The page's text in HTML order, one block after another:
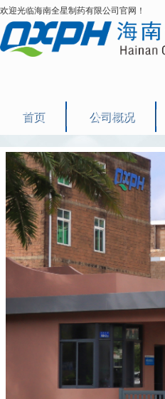
欢迎光临海南全星制药有限公司官网！
首页 公司概况